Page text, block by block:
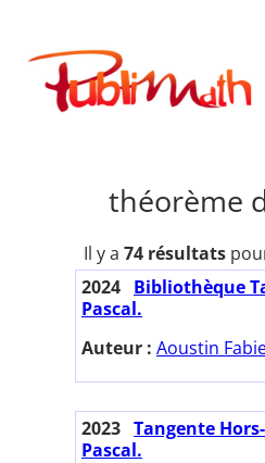
contenu
Publimath
théorème
Il y a 74 résultats
2024 Bibliothèque
Pascal.
Auteur : Aoustin
2023 Tangente
Pascal.